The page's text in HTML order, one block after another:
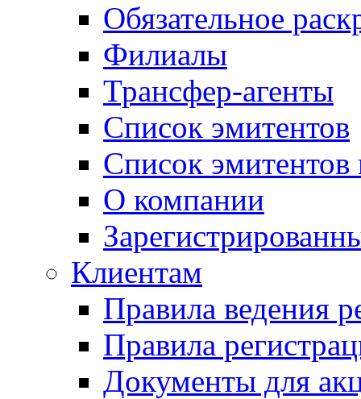
Обязательное
Филиалы
Трансфер-агенты
Список эмитентов
Список эмитентов
О компании
Клиентам
Правила ведения
Правила
Документы для